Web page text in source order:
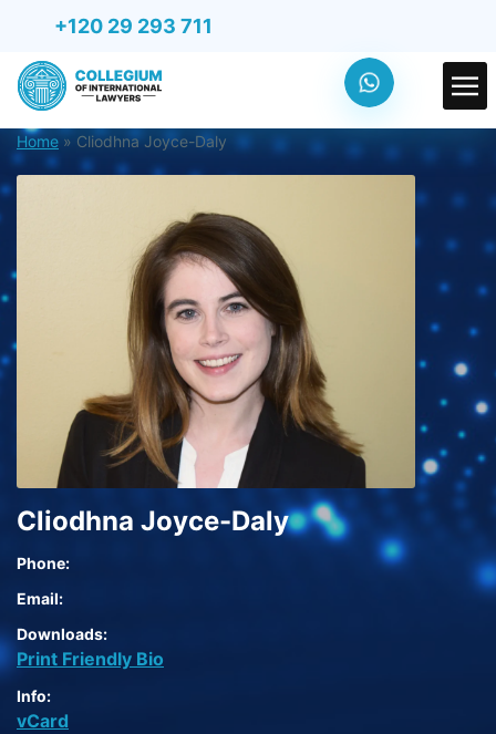
+120 29 293 711
Home » Cliodhna Joyce-Daly
Cliodhna Joyce-Daly
Phone:
Email:
Downloads:
Print Friendly Bio
Info:
vCard